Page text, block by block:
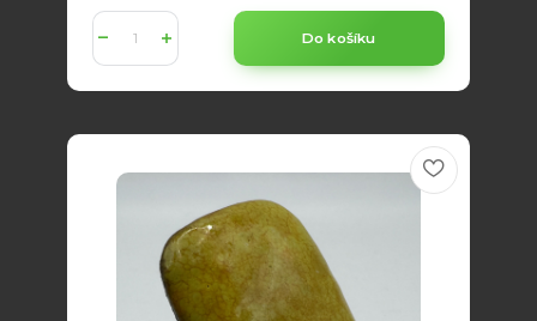
Do košíku